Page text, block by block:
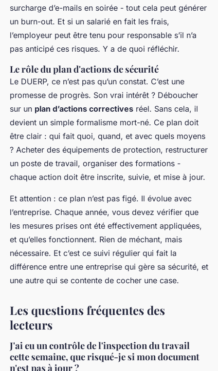
surcharge d’e-mails en soirée - tout cela peut générer
un burn-out. Et si un salarié en fait les frais,
l’employeur peut être tenu pour responsable s’il n’a
pas anticipé ces risques. Y a de quoi réfléchir.
Le rôle du plan d'actions de sécurité
Le DUERP, ce n’est pas qu’un constat. C’est une
promesse de progrès. Son vrai intérêt ? Déboucher
sur un plan d’actions correctives réel. Sans cela, il
devient un simple formalisme mort-né. Ce plan doit
être clair : qui fait quoi, quand, et avec quels moyens
? Acheter des équipements de protection, restructurer
un poste de travail, organiser des formations -
chaque action doit être inscrite, suivie, et mise à jour.
Et attention : ce plan n’est pas figé. Il évolue avec
l’entreprise. Chaque année, vous devez vérifier que
les mesures prises ont été effectivement appliquées,
et qu’elles fonctionnent. Rien de méchant, mais
nécessaire. Et c’est ce suivi régulier qui fait la
différence entre une entreprise qui gère sa sécurité, et
une autre qui se contente de cocher une case.
Les questions fréquentes des
lecteurs
J'ai eu un contrôle de l'inspection du travail
cette semaine, que risqué-je si mon document
n'est pas à jour ?